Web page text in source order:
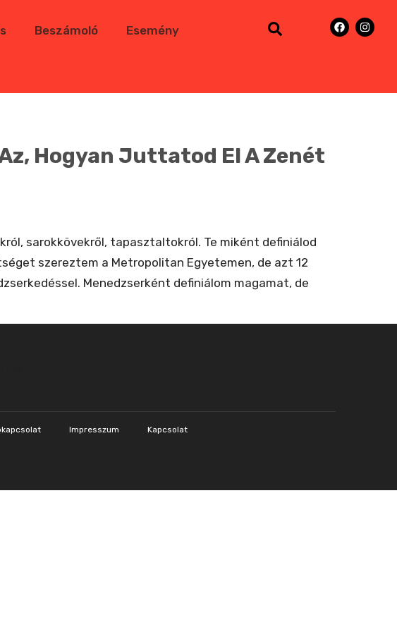
Beszámoló Esemény
Hogyan Juttatod El A Zenét
sarokkövekről, tapasztaltokról. Te miként definiálod
szereztem a Metropolitan Egyetemen, de azt 12
Menedzserként definiálom magamat, de
Impresszum Kapcsolat